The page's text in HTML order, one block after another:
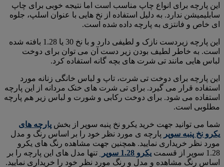
این پارچه برای انواع چاپ مناسب است اما نتیجه خوبی برای چاپ
سابلیمیشن ندارد. به دلیل استفاده از نخ هایی با عنوان اسلپ، جلوه
ای خاص و فانتزی به پارچه داده شده است.
این پارچه زیردست نازک و لطیفی دارد و با نخ 30 یا 1.28 بافته شده
است. به خاطر لطیف بودن زیر دست آن می توان برای دوخت
لباس هایی مانند تی شرت های بچه گانه استفاده کرد.
این پارچه برای دوخت تی شرت، تاپ و لباس خانگی زنانه مورد
استفاده قرار می گیرد. برای تی شرت های خنک مردانه از این پارچه
استفاده می شود. برای دوخت رکابی و شورت و لباس زیر هم پارچه
مطلوبی است.
شما می توانید جهت خرید یکرو نخ پنبه سوپر از بخش پارچه های
یکرو نخ پنبه سوپر پارچه ی مورد نظر خود را بر اساس رنگ و مدل
مورد نظر خریداری نمایید. همچنین جهت مشاهده رنگ های یکرو
1.28 سوپر از قسمت
یکرو 1.28 سوپر
تنها مدل های این پارچه را بر
اساس رنگ مشاهده و مدل و رنگ مورد نظر خود را خریداری نمایید.